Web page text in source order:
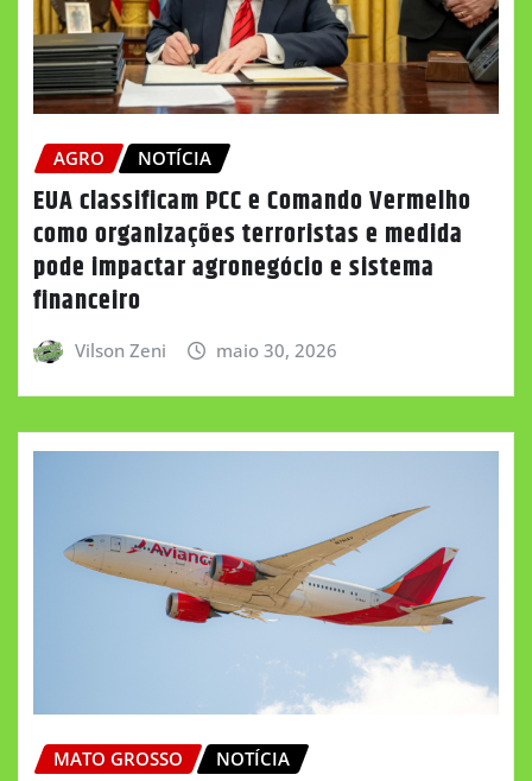
AGRO NOTÍCIA
EUA classificam PCC e Comando Vermelho
como organizações terroristas e medida
pode impactar agronegócio e sistema
financeiro
Vilson Zeni maio 30, 2026
MATO GROSSO NOTÍCIA